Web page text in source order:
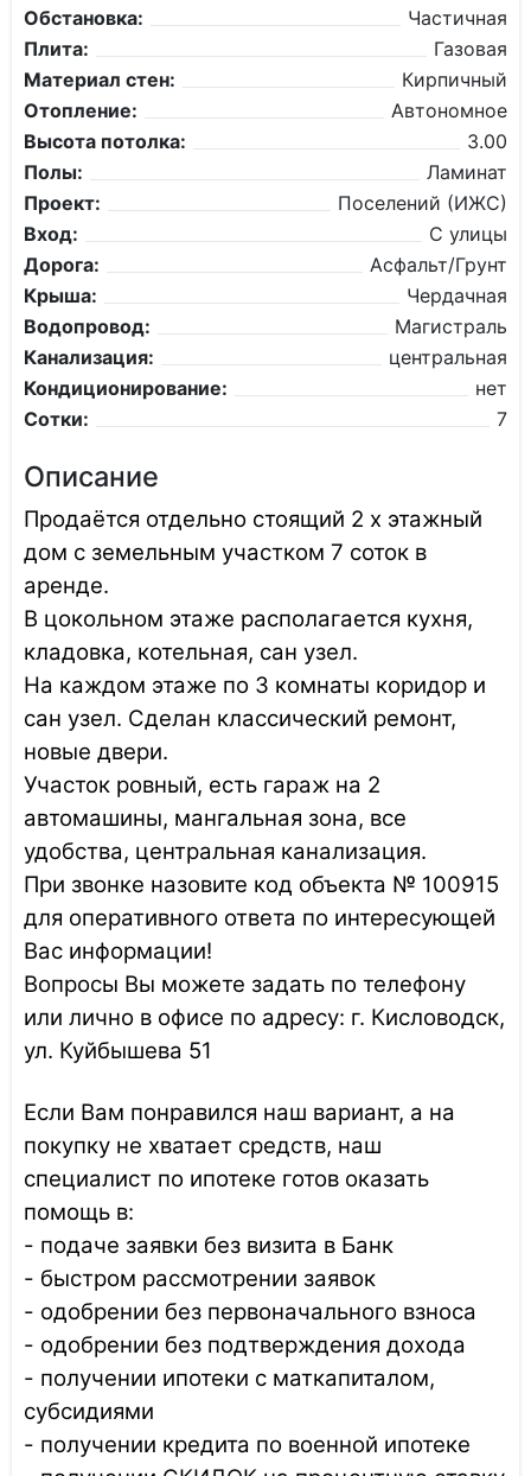
Обстановка:
Частичная
Плита:
Газовая
Материал стен:
Кирпичный
Отопление:
Автономное
Высота потолка:
3.00
Полы:
Ламинат
Проект:
Поселений (ИЖС)
Вход:
С улицы
Дорога:
Асфальт/Грунт
Крыша:
Чердачная
Водопровод:
Магистраль
Канализация:
центральная
Кондиционирование:
нет
Сотки:
7
Описание
Продаётся отдельно стоящий 2 х этажный
дом с земельным участком 7 соток в
аренде.
В цокольном этаже располагается кухня,
кладовка, котельная, сан узел.
На каждом этаже по 3 комнаты коридор и
сан узел. Сделан классический ремонт,
новые двери.
Участок ровный, есть гараж на 2
автомашины, мангальная зона, все
удобства, центральная канализация.
При звонке назовите код объекта № 100915
для оперативного ответа по интересующей
Вас информации!
Вопросы Вы можете задать по телефону
или лично в офисе по адресу: г. Кисловодск,
ул. Куйбышева 51
Если Вам понравился наш вариант, а на
покупку не хватает средств, наш
специалист по ипотеке готов оказать
помощь в:
- подаче заявки без визита в Банк
- быстром рассмотрении заявок
- одобрении без первоначального взноса
- одобрении без подтверждения дохода
- получении ипотеки с маткапиталом,
субсидиями
- получении кредита по военной ипотеке